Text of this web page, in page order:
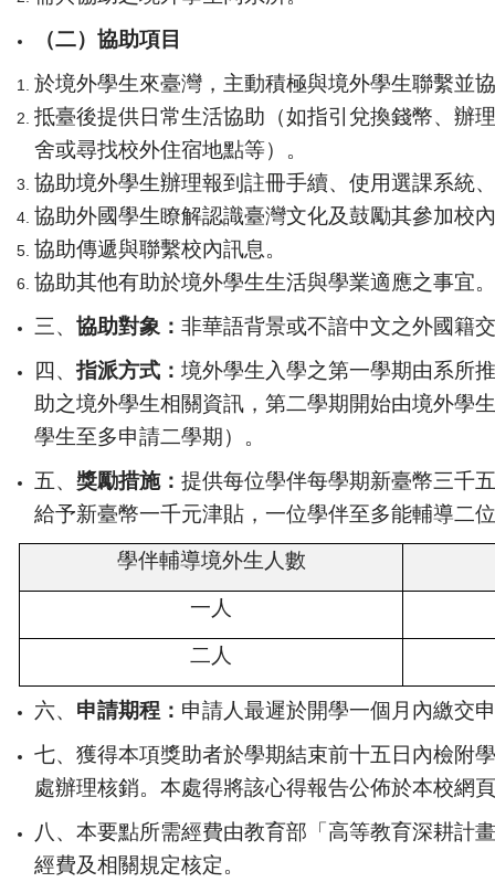
（二）協助項目
於境外學生來臺灣，主動積極與境外學生聯繫並
抵臺後提供日常生活協助（如指引兌換錢幣、辦
舍或尋找校外住宿地點等）。
協助境外學生辦理報到註冊手續、使用選課系統
協助外國學生瞭解認識臺灣文化及鼓勵其參加校
協助傳遞與聯繫校內訊息。
協助其他有助於境外學生生活與學業適應之事宜。
三、 協助對象： 非華語背景或不諳中文之外國籍
四、指派方式：境外學生入學之第一學期由系所
助之境外學生相關資訊，第二學期開始由境外學
學生至多申請二學期）。
五、獎勵措施：提供每位學伴每學期新臺幣三千
給予新臺幣一千元津貼，一位學伴至多能輔導二
學伴輔導境外生人數
一人
二人
六、 申請期程： 申請人最遲於開學一個月內繳交
七、獲得本項獎助者於學期結束前十五日內檢附
處辦理核銷。 本處得將該心得報告公佈於本校網
八、本要點所需經費由教育部「高等教育深耕計
經費及相關規定核定。